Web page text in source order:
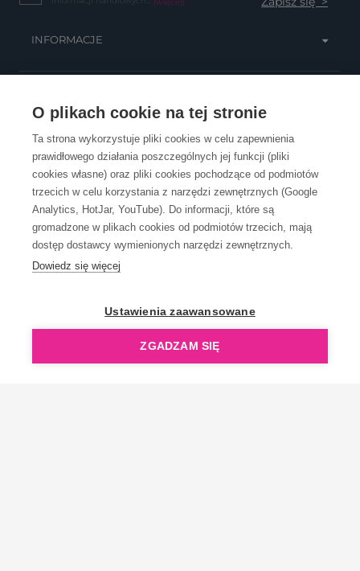
O plikach cookie na tej stronie
Ta strona wykorzystuje pliki cookies w celu zapewnienia
prawidłowego działania poszczególnych jej funkcji (pliki
cookies własne) oraz pliki cookies pochodzące od podmiotów
trzecich w celu korzystania z narzędzi zewnętrznych (Google
Analytics, HotJar, YouTube). Do informacji, które są
gromadzone w plikach cookies od podmiotów trzecich, mają
dostęp dostawcy wymienionych narzędzi zewnętrznych.
Dowiedz się więcej
Ustawienia zaawansowane
ZGADZAM SIĘ
(więcej)
INFORMACJE
OBSŁUGA KLIENTA
KONTAKT
OpenGift jest częścią ReflectGroup.